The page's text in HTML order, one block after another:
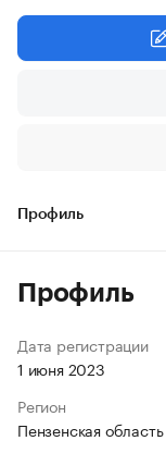
Профиль
Профиль
Дата регистрации
1 июня 2023
Регион
Пензенская область